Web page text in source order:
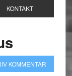
KONTAKT
KOMMENTAR